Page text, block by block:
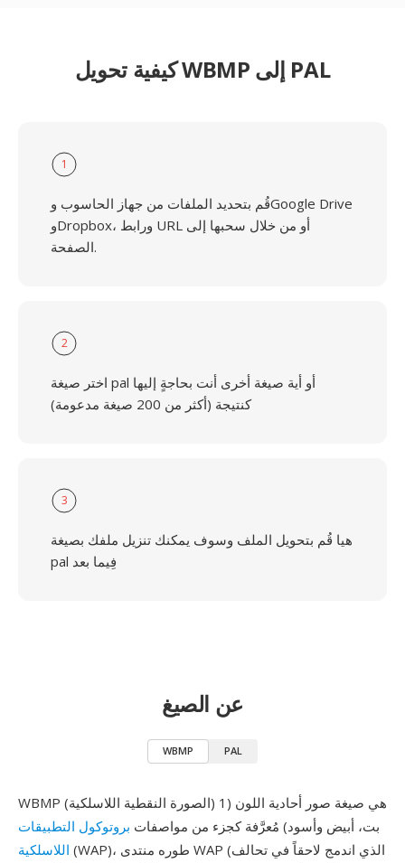
كيفية تحويل WBMP إلى PAL
1
قُم بتحديد الملفات من جهاز الحاسوب وGoogle Drive
وDropbox، ورابط URL أو من خلال سحبها إلى
الصفحة.
2
اختر صيغة pal أو أية صيغة أخرى أنت بحاجةٍ إليها
كنتيجة (أكثر من 200 صيغة مدعومة)
3
هيا قُم بتحويل الملف وسوف يمكنك تنزيل ملفك بصيغة
pal فِيما بعد
عن الصيغ
WBMP PAL
WBMP (الصورة النقطية اللاسلكية) هي صيغة صور أحادية اللون (1
بت، أبيض وأسود) مُعرَّفة كجزء من مواصفات بروتوكول التطبيقات
اللاسلكية (WAP)، طوره منتدى WAP (الذي اندمج لاحقاً في تحالف